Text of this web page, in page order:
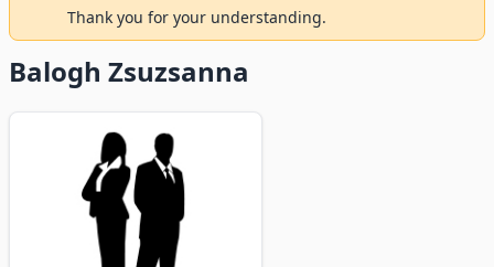
Thank you for your understanding.
Balogh Zsuzsanna